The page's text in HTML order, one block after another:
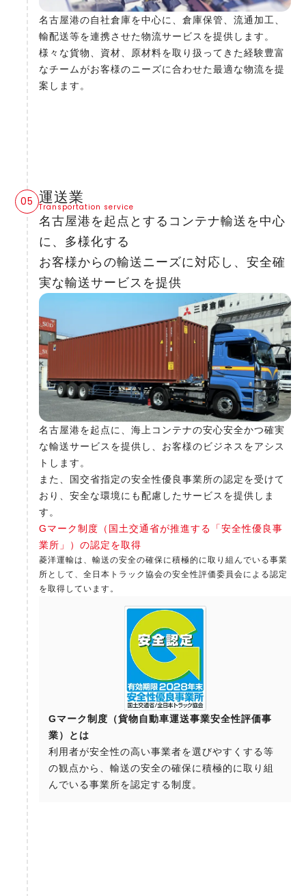
名古屋港の自社倉庫を中心に、倉庫保管、流通加工、
輸配送等を連携させた物流サービスを提供します。
様々な貨物、資材、原材料を取り扱ってきた経験豊富
なチームがお客様のニーズに合わせた最適な物流を提
案します。
運送業
Transportation service
名古屋港を起点とするコンテナ輸送を中心
に、多様化する
お客様からの輸送ニーズに対応し、安全確
実な輸送サービスを提供
名古屋港を起点に、海上コンテナの安心安全かつ確実
な輸送サービスを提供し、お客様のビジネスをアシス
トします。
また、国交省指定の安全性優良事業所の認定を受けて
おり、安全な環境にも配慮したサービスを提供しま
す。
Gマーク制度（国土交通省が推進する「安全性優良事
業所」）の認定を取得
菱洋運輸は、輸送の安全の確保に積極的に取り組んでいる事業
所として、全日本トラック協会の安全性評価委員会による認定
を取得しています。
Gマーク制度（貨物自動車運送事業安全性評価事
業）とは
利用者が安全性の高い事業者を選びやすくする等
の観点から、輸送の安全の確保に積極的に取り組
んでいる事業所を認定する制度。